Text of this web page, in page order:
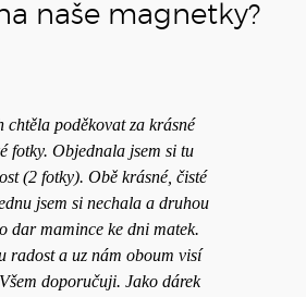
naše magnetky?
chtěla poděkovat za krásné
fotky. Objednala jsem si tu
(2 fotky). Obě krásné, čisté
jsem si nechala a druhou
dar mamince ke dni matek.
radost a uz nám oboum visí
doporučuji. Jako dárek